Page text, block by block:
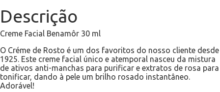
Descrição
Creme Facial Benamôr 30 ml
O Créme de Rosto é um dos favoritos do nosso cliente desde
1925. Este creme facial único e atemporal nasceu da mistura
de ativos anti-manchas para purificar e extratos de rosa para
tonificar, dando à pele um brilho rosado instantâneo.
Adorável!